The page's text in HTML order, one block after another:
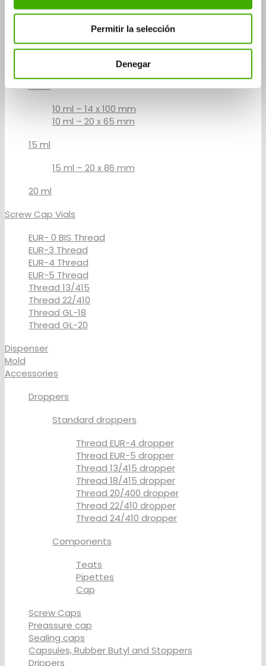
Permitir la selección
Denegar
5 ml
5 ml – 20×41 mm
10 ml
10 ml – 14 x 100 mm
10 ml – 20 x 65 mm
15 ml
15 ml – 20 x 86 mm
20 ml
Screw Cap Vials
EUR- 0 BIS Thread
EUR-3 Thread
EUR-4 Thread
EUR-5 Thread
Thread 13/415
Thread 22/410
Thread GL-18
Thread GL-20
Dispenser
Mold
Accessories
Droppers
Standard droppers
Thread EUR-4 dropper
Thread EUR-5 dropper
Thread 13/415 dropper
Thread 18/415 dropper
Thread 20/400 dropper
Thread 22/410 dropper
Thread 24/410 dropper
Components
Teats
Pipettes
Cap
Screw Caps
Preassure cap
Sealing caps
Capsules, Rubber Butyl and Stoppers
Drippers